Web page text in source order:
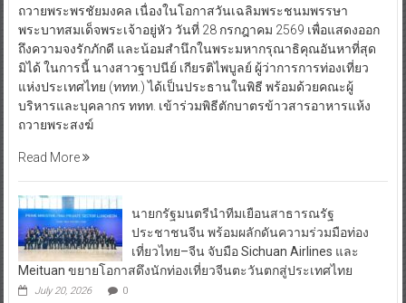
ถวายพระพรชัยมงคล เนื่องในโอกาสวันเฉลิมพระชนมพรรษา
พระบาทสมเด็จพระเจ้าอยู่หัว วันที่ 28 กรกฎาคม 2569 เพื่อแสดงออก
ถึงความจงรักภักดี และน้อมสำนึกในพระมหากรุณาธิคุณอันหาที่สุด
มิได้ ในการนี้ นางสาวฐาปนีย์ เกียรติไพบูลย์ ผู้ว่าการการท่องเที่ยว
แห่งประเทศไทย (ททท.) ได้เป็นประธานในพิธี พร้อมด้วยคณะผู้
บริหารและบุคลากร ททท. เข้าร่วมพิธีตักบาตรข้าวสารอาหารแห้ง
ถวายพระสงฆ์
Read More
นายกรัฐมนตรีนำทีมเยือนสาธารณรัฐ
ประชาชนจีน พร้อมผลักดันความร่วมมือท่อง
เที่ยวไทย–จีน จับมือ Sichuan Airlines และ
Meituan ขยายโอกาสดึงนักท่องเที่ยวจีนตะวันตกสู่ประเทศไทย
July 20, 2026 0